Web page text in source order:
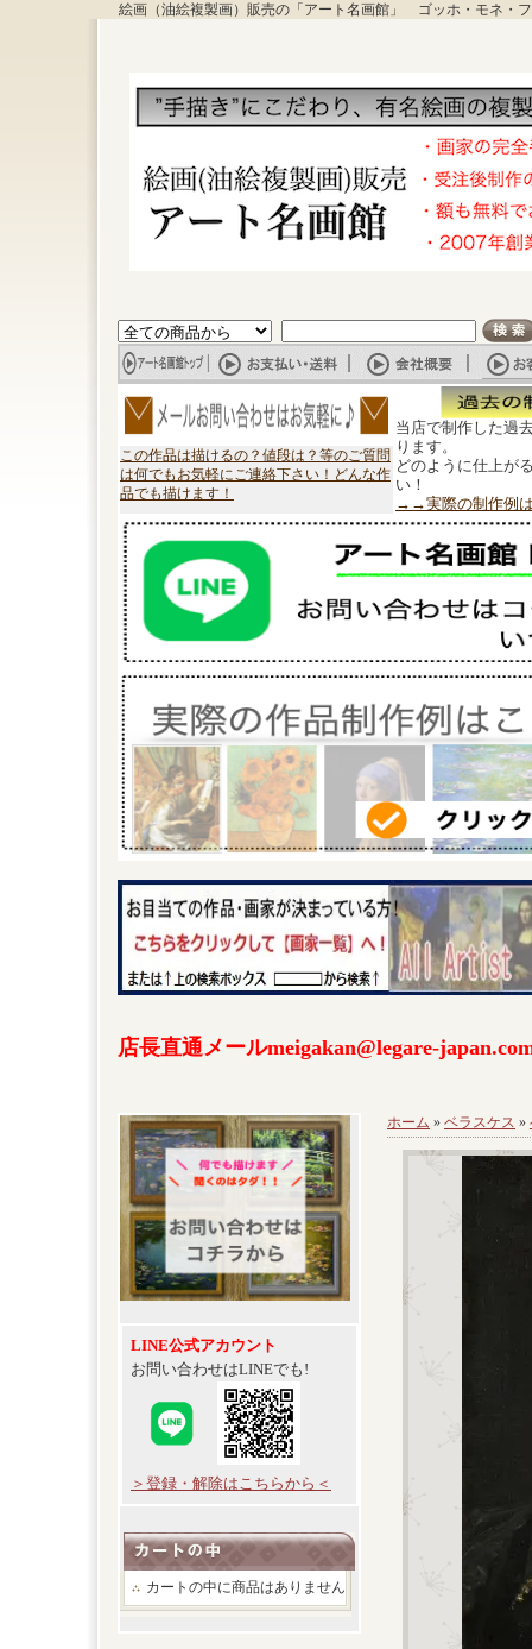
絵画（油絵複製画）販売の「アート名画館」 ゴッホ・モネ・
この作品は描けるの？値段は？等のご質問
は何でもお気軽にご連絡下さい！どんな作
品でも描けます！
当店で制作した過
ります。
どのように仕上が
い！
→→実際の制作例
店長直通メールmeigakan@legare-
LINE公式アカウント
お問い合わせはLINEでも!
＞登録・解除はこちらから＜
カートの中に商品はありません
ホーム » ベラスケス »